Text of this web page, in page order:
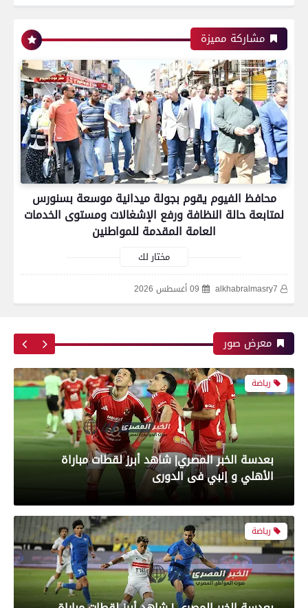
مشاركة مميزة
محافظ الفيوم يقوم بجولة ميدانية موسعة بسنورس
لمتابعة حالة النظافة ورفع الإشغالات ومستوى الخدمات
العامة المقدمة للمواطنين
مختار لك
alkhabralmasry7 09 أغسطس 2026
معرض صور
الإفريقية للمرة الثانية في تاريخه
رياضة
بعدسة الخبر المصري| شاهد أبرز لقطات الشوط
الأول لمباراة الزمالك واتحاد العاصمة الجزائري فى
نهائي كأس الكونفدرالية الإفريقية
بعدسة الخبر المصري| شاهد أبرز لقطات مباراة زد و
بيراميدز فى نهائى كأس مصر
رياضة
بعدسة الخبر المصري| شاهد أبرز لقطات مباراة
الأهلي و إنبي فى الدورى
رياضة